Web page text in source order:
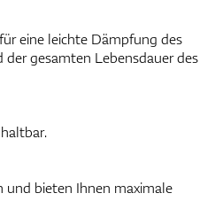
eine leichte Dämpfung des
gesamten Lebensdauer des
und bieten Ihnen maximale